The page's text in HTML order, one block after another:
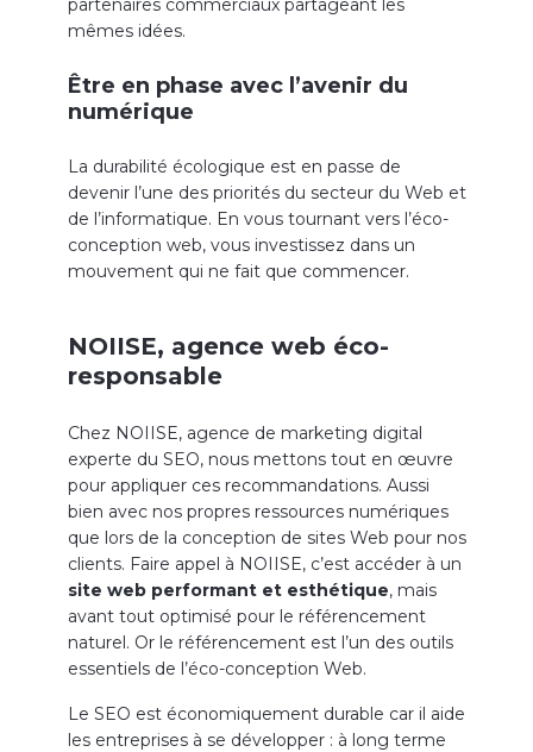
partenaires commerciaux partageant les
mêmes idées.
Être en phase avec l’avenir du
numérique
La durabilité écologique est en passe de
devenir l’une des priorités du secteur du Web et
de l’informatique. En vous tournant vers l’éco-
conception web, vous investissez dans un
mouvement qui ne fait que commencer.
NOIISE, agence web éco-
responsable
Chez NOIISE, agence de marketing digital
experte du SEO, nous mettons tout en œuvre
pour appliquer ces recommandations. Aussi
bien avec nos propres ressources numériques
que lors de la conception de sites Web pour nos
clients. Faire appel à NOIISE, c’est accéder à un
site web performant et esthétique, mais
avant tout optimisé pour le référencement
naturel. Or le référencement est l’un des outils
essentiels de l’éco-conception Web.
Le SEO est économiquement durable car il aide
les entreprises à se développer : à long terme